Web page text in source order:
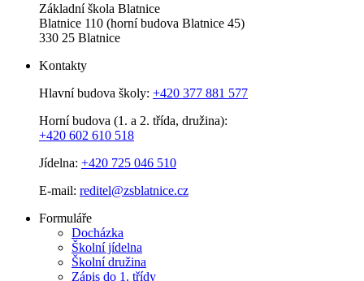
Základní škola Blatnice
Blatnice 110 (horní budova Blatnice 45)
330 25 Blatnice
Kontakty
Hlavní budova školy: +420 377 881 577
Horní budova (1. a 2. třída, družina):
+420 602 610 518
Jídelna: +420 725 046 510
E-mail: reditel@zsblatnice.cz
Formuláře
Docházka
Školní jídelna
Školní družina
Zápis do 1. třídy